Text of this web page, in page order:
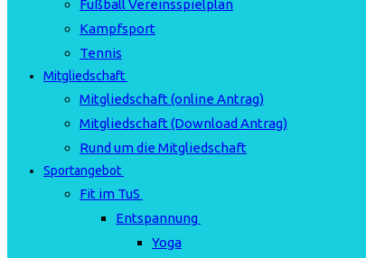
Fußball Vereinsspielplan
Kampfsport
Tennis
Mitgliedschaft
Mitgliedschaft (online Antrag)
Mitgliedschaft (Download Antrag)
Rund um die Mitgliedschaft
Sportangebot
Fit im TuS
Entspannung
Yoga